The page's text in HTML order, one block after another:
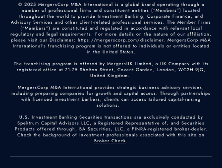
© 2025 MergersCorp M&A International is a global brand operating through a
number of professional firms and constituent entities (“Members”) located
throughout the world to provide Investment Banking, Corporate Finance, and
Advisory Services and other client-related professional services. The Member Firms
(“Members”) are constituted and regulated in accordance with relevant local
regulatory and legal requirements. For more details on the nature of our affiliation,
please visit our Disclaimer: https://mergerscorp.com/disclaimer. MergersCorp M&A
International's franchising program is not offered to individuals or entities located
in the United States.
The franchising program is offered by MergersUK Limited, a UK Company with its
registered office at 71-75 Shelton Street, Covent Garden, London, WC2H 9JQ,
United Kingdom.
MergersCorp M&A International provides strategic business advisory services,
including preparing companies for growth and capital access. Through partnerships
with licensed investment bankers, clients can access tailored capital-raising
solutions.
U.S. Investment Banking Securities transactions are exclusively conducted by
Spektrum Capital Advisors LLC, a Registered Representative of, and Securities
Products offered through, BA Securities, LLC, a FINRA-registered broker-dealer.
Check the background of investment professionals associated with this site on
Broker Check.